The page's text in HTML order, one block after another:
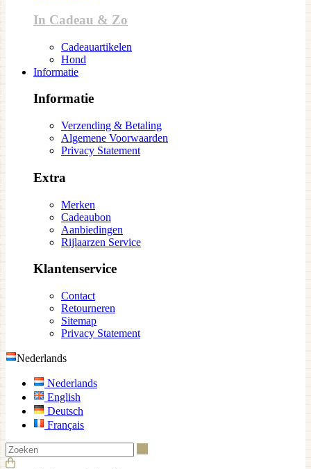
In Cadeau & Zo
Cadeauartikelen
Hond
Informatie
Informatie
Verzending & Betaling
Algemene Voorwaarden
Privacy Statement
Extra
Merken
Cadeaubon
Aanbiedingen
Rijlaarzen Service
Klantenservice
Contact
Retourneren
Sitemap
Privacy Statement
Nederlands
Nederlands
English
Deutsch
Français